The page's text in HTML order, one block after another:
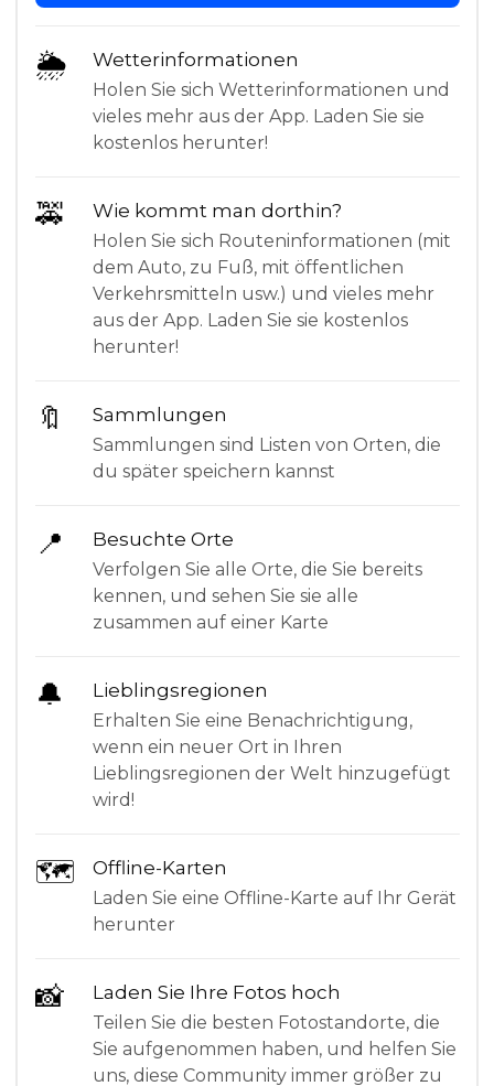
🌦 Wetterinformationen
Holen Sie sich Wetterinformationen und
vieles mehr aus der App. Laden Sie sie
kostenlos herunter!
🚕 Wie kommt man dorthin?
Holen Sie sich Routeninformationen (mit
dem Auto, zu Fuß, mit öffentlichen
Verkehrsmitteln usw.) und vieles mehr
aus der App. Laden Sie sie kostenlos
herunter!
🔖 Sammlungen
Sammlungen sind Listen von Orten, die
du später speichern kannst
📍 Besuchte Orte
Verfolgen Sie alle Orte, die Sie bereits
kennen, und sehen Sie sie alle
zusammen auf einer Karte
🔔 Lieblingsregionen
Erhalten Sie eine Benachrichtigung,
wenn ein neuer Ort in Ihren
Lieblingsregionen der Welt hinzugefügt
wird!
🗺 Offline-Karten
Laden Sie eine Offline-Karte auf Ihr Gerät
herunter
📸 Laden Sie Ihre Fotos hoch
Teilen Sie die besten Fotostandorte, die
Sie aufgenommen haben, und helfen Sie
uns, diese Community immer größer zu